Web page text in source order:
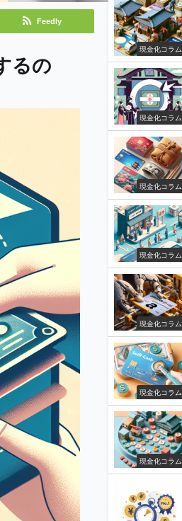
Feedly
るの
現金化コラム
現金化コラム
現金化コラム
現金化コラム
現金化コラム
現金化コラム
現金化コラム